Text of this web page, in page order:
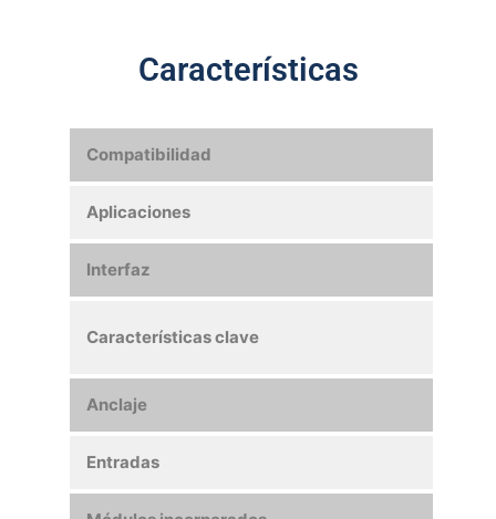
Características
Compatibilidad
Aplicaciones
Interfaz
Características clave
Anclaje
Entradas